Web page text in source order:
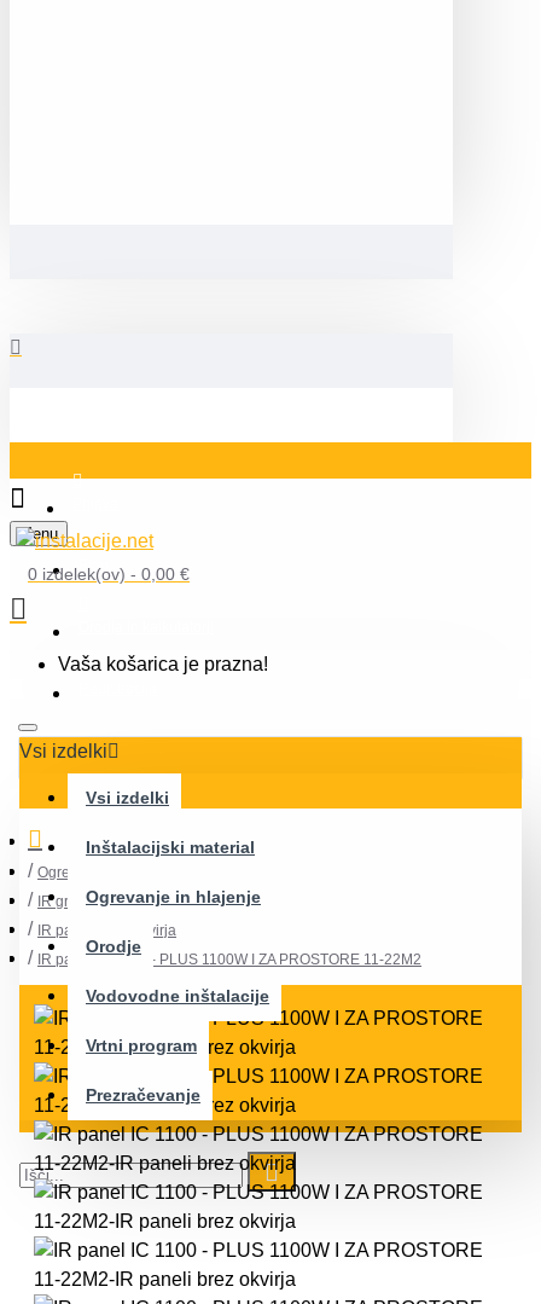
Blog
Menu
0 izdelek(ov) - 0,00 €
Vaša košarica je prazna!
Vsi izdelki
Vsi izdelki
Inštalacijski material
Ogrevanje in hlajenje
Orodje
Vodovodne inštalacije
Vrtni program
Prezračevanje
Ogrevanje in hlajenje
IR grelni paneli
IR paneli brez okvirja
IR panel IC 1100 - PLUS 1100W I ZA PROSTORE 11-22M2